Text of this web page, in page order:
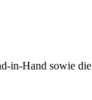
in-Hand sowie die